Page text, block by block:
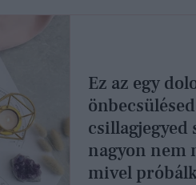
Ez az egy
csillagjegyed
nagyon nem
mivel